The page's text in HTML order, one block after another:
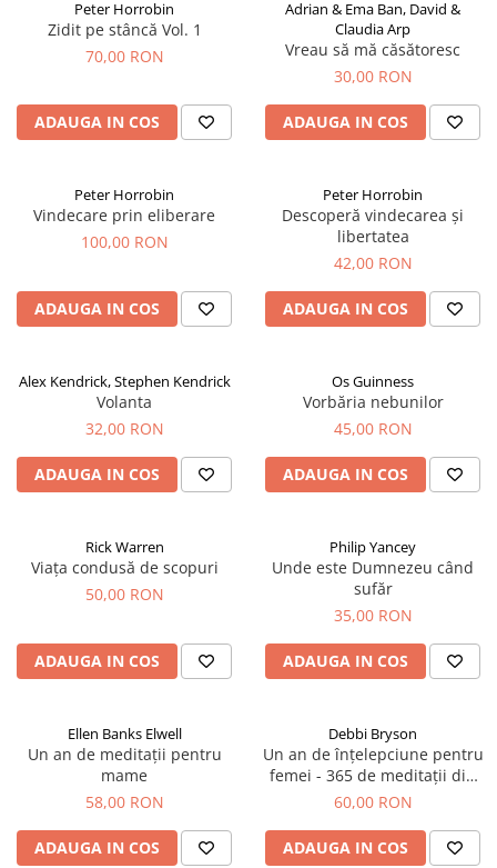
Peter Horrobin
Zidit pe stâncă Vol. 1
70,00 RON
ADAUGA IN COS
Adrian & Ema Ban, David &
Claudia Arp
Vreau să mă căsătoresc
30,00 RON
ADAUGA IN COS
Peter Horrobin
Vindecare prin eliberare
100,00 RON
ADAUGA IN COS
Peter Horrobin
Descoperă vindecarea și
libertatea
42,00 RON
ADAUGA IN COS
Alex Kendrick, Stephen Kendrick
Volanta
32,00 RON
ADAUGA IN COS
Os Guinness
Vorbăria nebunilor
45,00 RON
ADAUGA IN COS
Rick Warren
Viața condusă de scopuri
50,00 RON
ADAUGA IN COS
Philip Yancey
Unde este Dumnezeu când
sufăr
35,00 RON
ADAUGA IN COS
Ellen Banks Elwell
Un an de meditații pentru
mame
58,00 RON
ADAUGA IN COS
Debbi Bryson
Un an de înțelepciune pentru
femei - 365 de meditații din
Proverbe
60,00 RON
ADAUGA IN COS